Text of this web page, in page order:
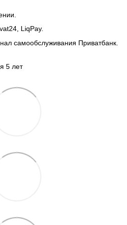
LiqPay.
самообслуживания Приватбанк.
5 лет